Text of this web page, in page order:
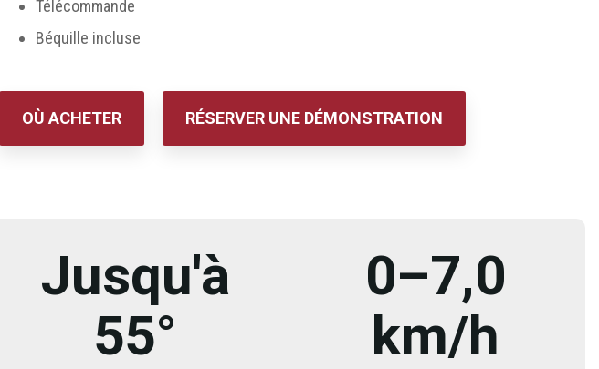
Télécommande
Béquille incluse
OÙ ACHETER RÉSERVER UNE DÉMONSTRATION
Jusqu'à
55°
0–7,0
km/h